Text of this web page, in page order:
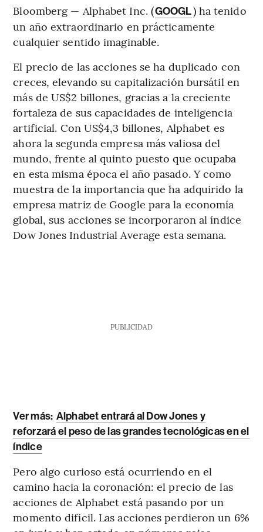
Bloomberg — Alphabet Inc. (GOOGL) ha tenido
un año extraordinario en prácticamente
cualquier sentido imaginable.
El precio de las acciones se ha duplicado con
creces, elevando su capitalización bursátil en
más de US$2 billones, gracias a la creciente
fortaleza de sus capacidades de inteligencia
artificial. Con US$4,3 billones, Alphabet es
ahora la segunda empresa más valiosa del
mundo, frente al quinto puesto que ocupaba
en esta misma época el año pasado. Y como
muestra de la importancia que ha adquirido la
empresa matriz de Google para la economía
global, sus acciones se incorporaron al índice
Dow Jones Industrial Average esta semana.
PUBLICIDAD
Ver más: Alphabet entrará al Dow Jones y
reforzará el peso de las grandes tecnológicas en el
índice
Pero algo curioso está ocurriendo en el
camino hacia la coronación: el precio de las
acciones de Alphabet está pasando por un
momento difícil. Las acciones perdieron un 6%